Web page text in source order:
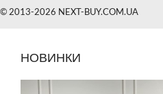
© 2013-2026 NEXT-BUY.COM.UA
НОВИНКИ